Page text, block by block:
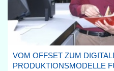
VOM OFFSET ZUM
PRODUKTIONSMODELLE